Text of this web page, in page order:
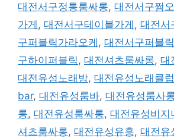
대전서구정통룸싸롱, 대전서구쩜오
가게 , 대전서구테이블가게 , 대전서
구퍼블릭가라오케 , 대전서구퍼블
구하이퍼블릭, 대전셔츠룸싸롱, 대
대전유성노래방, 대전유성노래클럽
bar, 대전유성룸바, 대전유성룸사
롱, 대전유성룸싸롱, 대전유성비지
셔츠룸싸롱, 대전유성유흥, 대전유